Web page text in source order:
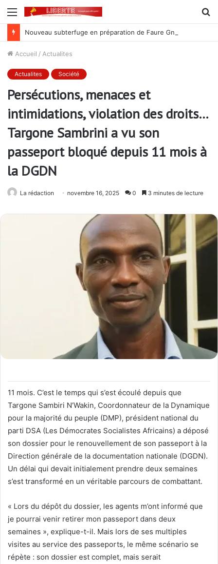
Menu
Accueil / Actualites
Actualites Société
Persécutions, menaces et
intimidations, violation des droits…
Targone Sambrini a vu son
passeport bloqué depuis 11 mois à
la DGDN
La rédaction novembre 16, 2025 0 3 minutes de lecture
11 mois. C’est le temps qui s’est écoulé depuis que
Targone Sambiri N’Wakin, Coordonnateur de la Dynamique
pour la majorité du peuple (DMP), président national du
parti DSA (Les Démocrates Socialistes Africains) a déposé
son dossier pour le renouvellement de son passeport à la
Direction générale de la documentation nationale (DGDN).
Un délai qui devait initialement prendre deux semaines
s’est transformé en un véritable parcours de combattant.
« Lors du dépôt du dossier, les agents m’ont informé que
je pourrai venir retirer mon passeport dans deux
semaines », explique-t-il. Mais lors de ses multiples
visites au service des passeports, le même scénario se
répète : son dossier est complet, mais serait